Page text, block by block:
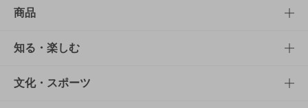
商品
商品TOP
商品一覧
知る・楽しむ
知る・楽しむTOP
文化・スポーツ